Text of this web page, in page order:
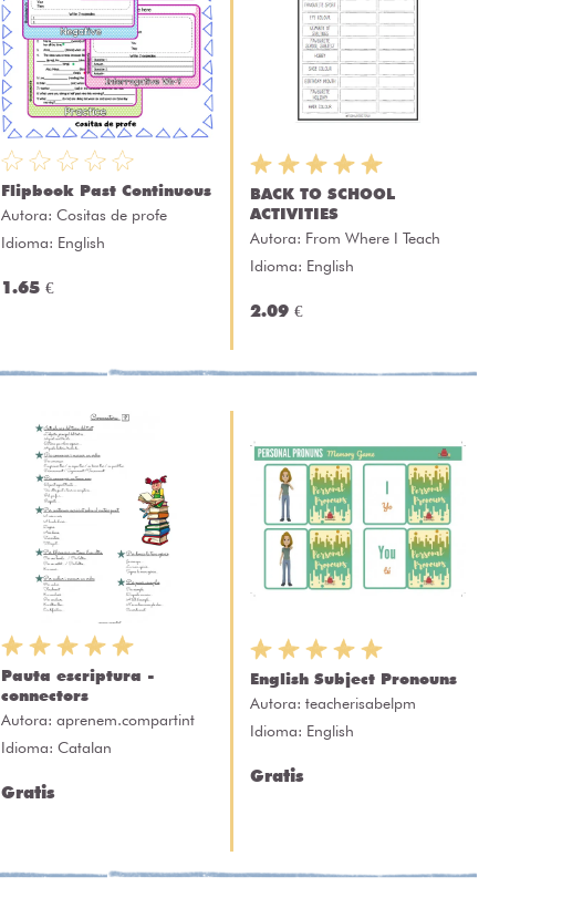
Flipbook Past Continuous
Autora: Cositas de profe
Idioma: English
1.65 €
BACK TO SCHOOL
ACTIVITIES
Autora: From Where I Teach
Idioma: English
2.09 €
Pauta escriptura -
connectors
Autora: aprenem.compartint
Idioma: Catalan
Gratis
English Subject Pronouns
Autora: teacherisabelpm
Idioma: English
Gratis